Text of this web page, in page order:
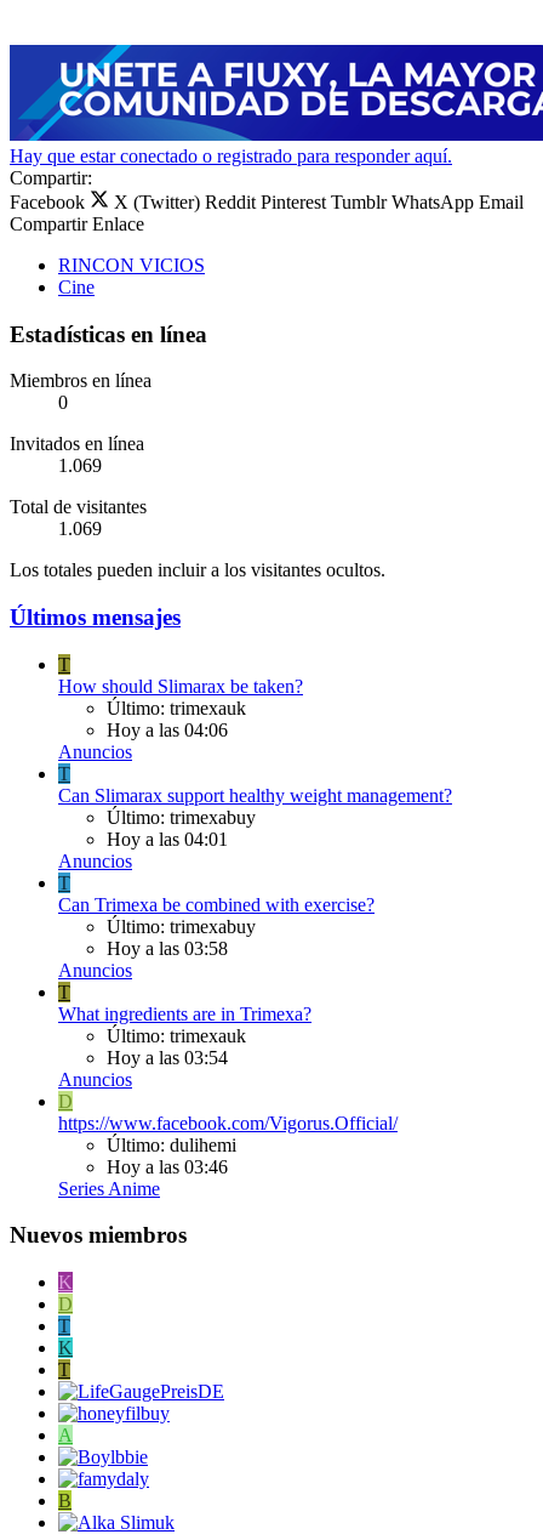
Hay que estar conectado o registrado para responder aquí.
Compartir:
Facebook
X (Twitter) Reddit Pinterest Tumblr WhatsApp Email
Compartir Enlace
RINCON VICIOS
Cine
Estadísticas en línea
Miembros en línea
0
Invitados en línea
1.069
Total de visitantes
1.069
Los totales pueden incluir a los visitantes ocultos.
Últimos mensajes
T
How should Slimarax be taken?
Último: trimexauk
Hoy a las 04:06
Anuncios
T
Can Slimarax support healthy weight management?
Último: trimexabuy
Hoy a las 04:01
Anuncios
T
Can Trimexa be combined with exercise?
Último: trimexabuy
Hoy a las 03:58
Anuncios
T
What ingredients are in Trimexa?
Último: trimexauk
Hoy a las 03:54
Anuncios
D
https://www.facebook.com/Vigorus.Official/
Último: dulihemi
Hoy a las 03:46
Series Anime
Nuevos miembros
K
D
T
K
T
A
B